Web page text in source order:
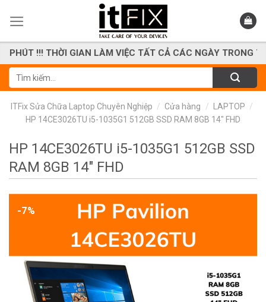
THỜI GIAN LÀM VIỆC TẤT CẢ CÁC NGÀY TRONG TUẦN
Tìm
kiếm:
ITFix Sửa Chữa Laptop Chuyên Nghiệp / Cửa hàng / LAPTOP /
HP 14CE3026TU i5-1035G1 512GB SSD RAM 8GB 14″ FHD
HP 14CE3026TU i5-1035G1 512GB SSD
RAM 8GB 14″ FHD
-7%